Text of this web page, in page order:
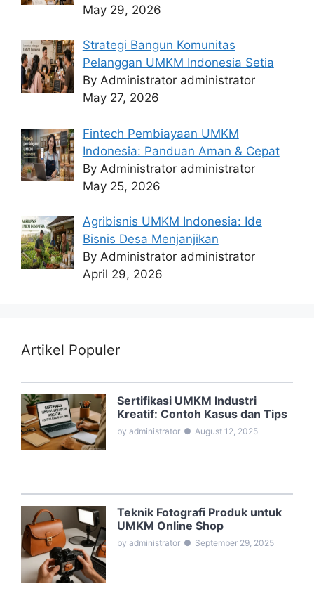
May 29, 2026
Strategi Bangun Komunitas
Pelanggan UMKM Indonesia Setia
By Administrator administrator
May 27, 2026
Fintech Pembiayaan UMKM
Indonesia: Panduan Aman & Cepat
By Administrator administrator
May 25, 2026
Agribisnis UMKM Indonesia: Ide
Bisnis Desa Menjanjikan
By Administrator administrator
April 29, 2026
Artikel Populer
Sertifikasi UMKM Industri
Kreatif: Contoh Kasus dan Tips
by administrator ● August 12, 2025
Teknik Fotografi Produk untuk
UMKM Online Shop
by administrator ● September 29, 2025